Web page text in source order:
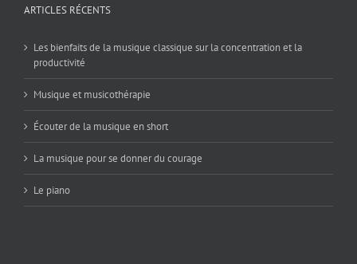
ARTICLES RÉCENTS
Les bienfaits de la musique classique sur la concentration et la
productivité
Musique et musicothérapie
Écouter de la musique en short
La musique pour se donner du courage
Le piano